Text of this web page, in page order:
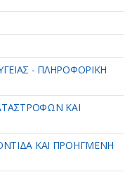
- ΠΛΗΡΟΦΟΡΙΚΗ
ΚΑΙ
ΚΑΙ ΠΡΟΗΓΜΕΝΗ